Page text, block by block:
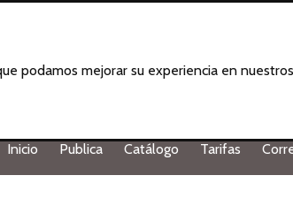
Inicio Publica Catálogo Tarifas
podamos mejorar su experiencia en